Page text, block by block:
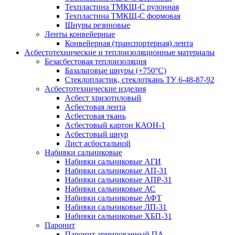
Техпластина ТМКЩ-С рулонная
Техпластина ТМКЩ-С формовая
Шнуры резиновые
Ленты конвейерные
Конвейерная (транспортерная) лента
Асбестотехнические и теплоизоляционные материалы
Безасбестовая теплоизоляция
Базальтовые шнуры (+750°С)
Стеклопластик, стеклоткань ТУ 6-48-87-92
Асбестотехнические изделия
Асбест хризотиловый
Асбестовая лента
Асбестовая ткань
Асбестовый картон КАОН-1
Асбестовый шнур
Лист асбостальной
Набивки сальниковые
Набивки сальниковые АГИ
Набивки сальниковые АП-31
Набивки сальниковые АПР-31
Набивки сальниковые АС
Набивки сальниковые АФТ
Набивки сальниковые ЛП-31
Набивки сальниковые ХБП-31
Паронит